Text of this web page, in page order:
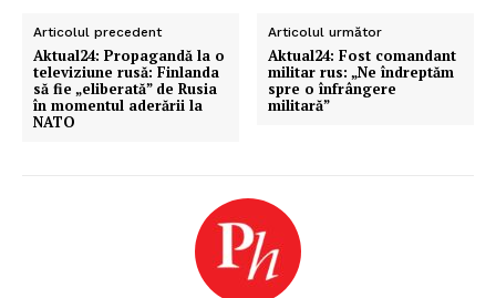
Articolul precedent
Aktual24: Propagandă la o
televiziune rusă: Finlanda
să fie „eliberată” de Rusia
în momentul aderării la
NATO
Articolul următor
Aktual24: Fost comandant
militar rus: „Ne îndreptăm
spre o înfrângere
militară”